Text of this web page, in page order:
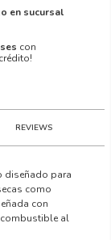
en sucursal
con
REVIEWS
diseñado para
como
con
al